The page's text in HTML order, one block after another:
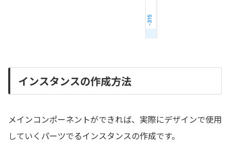
インスタンスの作成方法
メインコンポーネントができれば、実際にデザインで使用
していくパーツでるインスタンスの作成です。